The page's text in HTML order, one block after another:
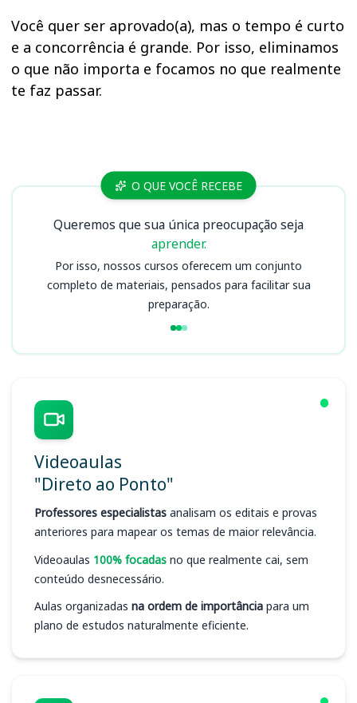
Você quer ser aprovado(a), mas o tempo é curto
e a concorrência é grande. Por isso, eliminamos
o que não importa e focamos no que realmente
te faz passar.
Cursos O QUE VOCÊ RECEBE
Queremos que sua única preocupação seja
aprender.
Por isso, nossos cursos oferecem um conjunto
completo de materiais, pensados para facilitar sua
preparação.
Videoaulas
"Direto ao Ponto"
Professores especialistas analisam os editais e provas
anteriores para mapear os temas de maior relevância.
Videoaulas 100% focadas no que realmente cai, sem
conteúdo desnecessário.
Aulas organizadas na ordem de importância para um
plano de estudos naturalmente eficiente.